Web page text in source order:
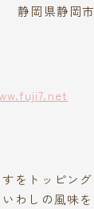
静岡県静岡
をトッピン
わしの風味